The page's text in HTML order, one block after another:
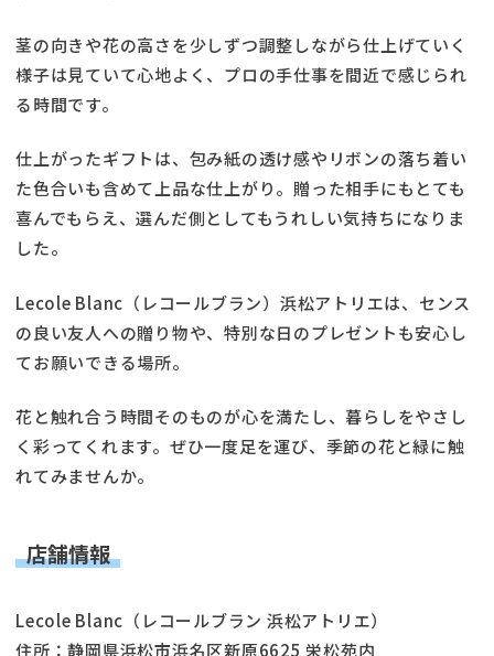
茎の向きや花の高さを少しずつ調整しながら仕上げていく
様子は見ていて心地よく、プロの手仕事を間近で感じられ
る時間です。
仕上がったギフトは、包み紙の透け感やリボンの落ち着い
た色合いも含めて上品な仕上がり。贈った相手にもとても
喜んでもらえ、選んだ側としてもうれしい気持ちになりま
した。
Lecole Blanc（レコールブラン）浜松アトリエは、センス
の良い友人への贈り物や、特別な日のプレゼントも安心し
てお願いできる場所。
花と触れ合う時間そのものが心を満たし、暮らしをやさし
く彩ってくれます。ぜひ一度足を運び、季節の花と緑に触
れてみませんか。
店舗情報
Lecole Blanc（レコールブラン 浜松アトリエ）
住所：静岡県浜松市浜名区新原6625 栄松苑内